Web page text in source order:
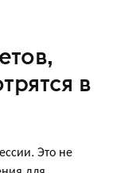
в
Это не